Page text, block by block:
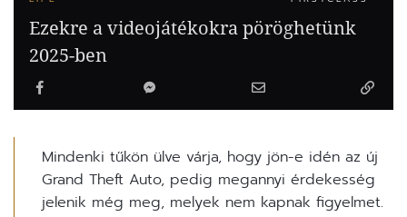
Ezekre a videojátékokra pöröghetünk
2025-ben
Mindenki tűkön ülve várja, hogy jön-e idén az új
Grand Theft Auto, pedig megannyi érdekesség
jelenik még meg, melyek nem kapnak figyelmet.